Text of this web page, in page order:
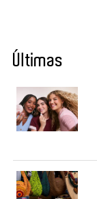
Últimas